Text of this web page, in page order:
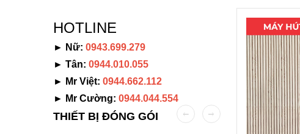
HOTLINE
► Nữ: 0943.699.279
► Tân: 0944.010.055
► Mr Việt: 0944.662.112
► Mr Cường: 0944.044.554
THIẾT BỊ ĐÓNG GÓI